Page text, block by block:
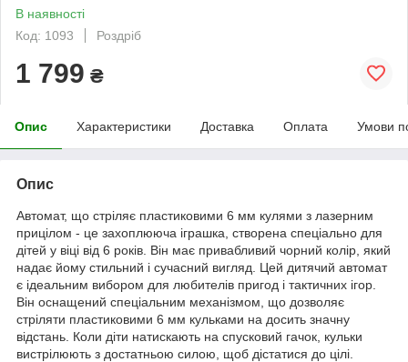
В наявності
Код: 1093
Роздріб
1 799 ₴
Опис Характеристики Доставка Оплата Умови
Опис
Автомат, що стріляє пластиковими 6 мм кулями з лазерним
прицілом - це захоплююча іграшка, створена спеціально для
дітей у віці від 6 років. Він має привабливий чорний колір, який
надає йому стильний і сучасний вигляд. Цей дитячий автомат
є ідеальним вибором для любителів пригод і тактичних ігор.
Він оснащений спеціальним механізмом, що дозволяє
стріляти пластиковими 6 мм кульками на досить значну
відстань. Коли діти натискають на спусковий гачок, кульки
вистрілюють з достатньою силою, щоб дістатися до цілі.